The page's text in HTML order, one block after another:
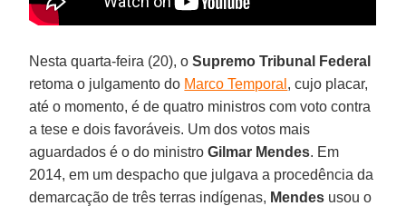
Nesta quarta-feira (20), o Supremo Tribunal Federal
retoma o julgamento do Marco Temporal , cujo placar,
até o momento, é de quatro ministros com voto contra
a tese e dois favoráveis. Um dos votos mais
aguardados é o do ministro Gilmar Mendes. Em
2014, em um despacho que julgava a procedência da
demarcação de três terras indígenas, Mendes usou o